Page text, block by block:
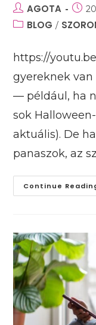
Post
author:
AGOTA
Post
PostBLOG /
https://
gyereknek van
— például, ha
sok
aktuális). De
panaszok, az
Continue